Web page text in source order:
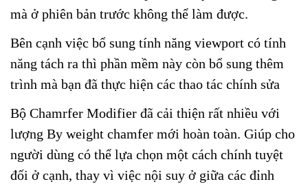
mà ở phiên bản trước không thể làm được.
Bên cạnh việc bổ sung tính năng viewport có tính
năng tách ra thì phần mềm này còn bổ sung thêm
trình mà bạn đã thực hiện các thao tác chính sửa
Bộ Chamrfer Modifier đã cải thiện rất nhiều với
lượng By weight chamfer mới hoàn toàn. Giúp cho
người dùng có thể lựa chọn một cách chính tuyệt
đối ở cạnh, thay vì việc nội suy ở giữa các đỉnh